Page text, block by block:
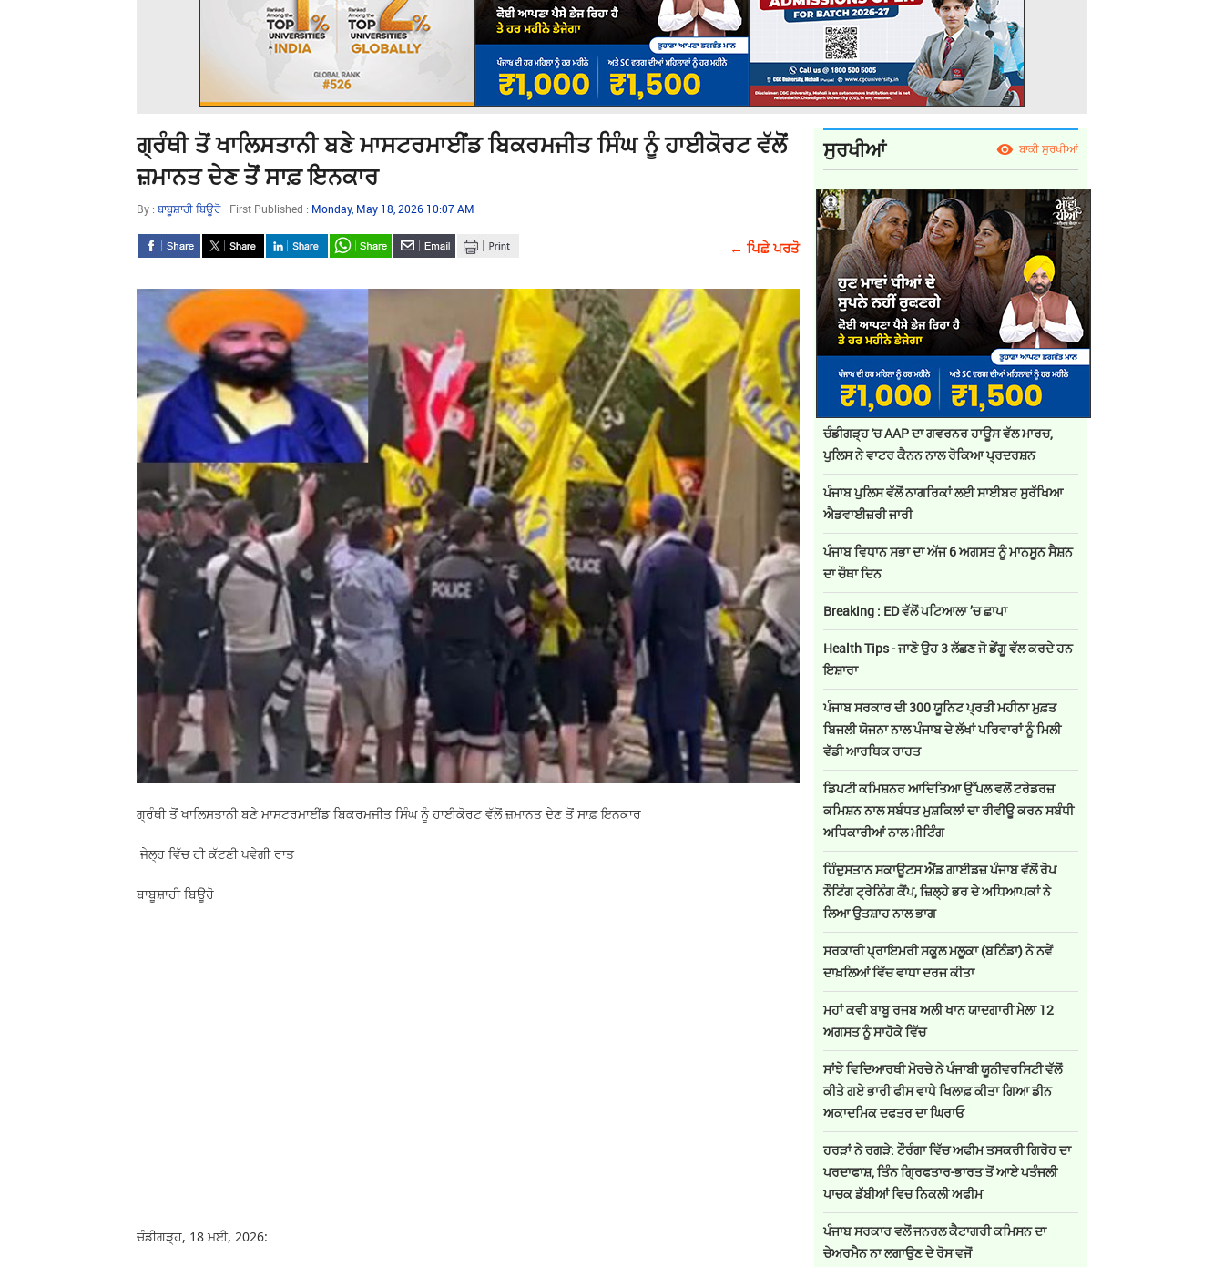
ਗ੍ਰੰਥੀ ਤੋਂ ਖਾਲਿਸਤਾਨੀ ਬਣੇ ਮਾਸਟਰਮਾਈਂਡ ਬਿਕਰਮਜੀਤ ਸਿੰਘ ਨੂੰ ਹਾਈਕੋਰਟ ਵੱਲੋਂ
ਜ਼ਮਾਨਤ ਦੇਣ ਤੋਂ ਸਾਫ਼ ਇਨਕਾਰ
By : ਬਾਬੂਸ਼ਾਹੀ ਬਿਊਰੋ First Published : Monday, May 18, 2026 10:07 AM
← ਪਿਛੇ ਪਰਤੋ
ਗ੍ਰੰਥੀ ਤੋਂ ਖਾਲਿਸਤਾਨੀ ਬਣੇ ਮਾਸਟਰਮਾਈਂਡ ਬਿਕਰਮਜੀਤ ਸਿੰਘ ਨੂੰ ਹਾਈਕੋਰਟ ਵੱਲੋਂ ਜ਼ਮਾਨਤ ਦੇਣ ਤੋਂ ਸਾਫ਼ ਇਨਕਾਰ
ਜੇਲ੍ਹ ਵਿੱਚ ਹੀ ਕੱਟਣੀ ਪਵੇਗੀ ਰਾਤ
ਬਾਬੂਸ਼ਾਹੀ ਬਿਊਰੋ
ਚੰਡੀਗੜ੍ਹ, 18 ਮਈ, 2026:
ਸੁਰਖੀਆਂ ਬਾਕੀ ਸੁਰਖੀਆਂ
ਚੰਡੀਗੜ੍ਹ 'ਚ AAP ਦਾ ਗਵਰਨਰ ਹਾਊਸ ਵੱਲ ਮਾਰਚ,
ਪੁਲਿਸ ਨੇ ਵਾਟਰ ਕੈਨਨ ਨਾਲ ਰੋਕਿਆ ਪ੍ਰਦਰਸ਼ਨ
ਪੰਜਾਬ ਪੁਲਿਸ ਵੱਲੋਂ ਨਾਗਰਿਕਾਂ ਲਈ ਸਾਈਬਰ ਸੁਰੱਖਿਆ
ਐਡਵਾਈਜ਼ਰੀ ਜਾਰੀ
ਪੰਜਾਬ ਵਿਧਾਨ ਸਭਾ ਦਾ ਅੱਜ 6 ਅਗਸਤ ਨੂੰ ਮਾਨਸੂਨ ਸੈਸ਼ਨ
ਦਾ ਚੌਥਾ ਦਿਨ
Breaking : ED ਵੱਲੋਂ ਪਟਿਆਲਾ ’ਚ ਛਾਪਾ
Health Tips - ਜਾਣੋ ਉਹ 3 ਲੱਛਣ ਜੋ ਡੇਂਗੂ ਵੱਲ ਕਰਦੇ ਹਨ
ਇਸ਼ਾਰਾ
ਪੰਜਾਬ ਸਰਕਾਰ ਦੀ 300 ਯੂਨਿਟ ਪ੍ਰਤੀ ਮਹੀਨਾ ਮੁਫ਼ਤ
ਬਿਜਲੀ ਯੋਜਨਾ ਨਾਲ ਪੰਜਾਬ ਦੇ ਲੱਖਾਂ ਪਰਿਵਾਰਾਂ ਨੂੰ ਮਿਲੀ
ਵੱਡੀ ਆਰਥਿਕ ਰਾਹਤ
ਡਿਪਟੀ ਕਮਿਸ਼ਨਰ ਆਦਿਤਿਆ ਉੱਪਲ ਵਲੋਂ ਟਰੇਡਰਜ਼
ਕਮਿਸ਼ਨ ਨਾਲ ਸਬੰਧਤ ਮੁਸ਼ਕਿਲਾਂ ਦਾ ਰੀਵੀਊ ਕਰਨ ਸਬੰਧੀ
ਅਧਿਕਾਰੀਆਂ ਨਾਲ ਮੀਟਿੰਗ
ਹਿੰਦੁਸਤਾਨ ਸਕਾਊਟਸ ਐਂਡ ਗਾਈਡਜ਼ ਪੰਜਾਬ ਵੱਲੋਂ ਰੋਪ
ਨੌਟਿੰਗ ਟ੍ਰੇਨਿੰਗ ਕੈਂਪ, ਜ਼ਿਲ੍ਹੇ ਭਰ ਦੇ ਅਧਿਆਪਕਾਂ ਨੇ
ਲਿਆ ਉਤਸ਼ਾਹ ਨਾਲ ਭਾਗ
ਸਰਕਾਰੀ ਪ੍ਰਾਇਮਰੀ ਸਕੂਲ ਮਲੂਕਾ (ਬਠਿੰਡਾ) ਨੇ ਨਵੇਂ
ਦਾਖ਼ਲਿਆਂ ਵਿੱਚ ਵਾਧਾ ਦਰਜ ਕੀਤਾ
ਮਹਾਂ ਕਵੀ ਬਾਬੂ ਰਜਬ ਅਲੀ ਖਾਨ ਯਾਦਗਾਰੀ ਮੇਲਾ 12
ਅਗਸਤ ਨੂੰ ਸਾਹੋਕੇ ਵਿੱਚ
ਸਾਂਝੇ ਵਿਦਿਆਰਥੀ ਮੋਰਚੇ ਨੇ ਪੰਜਾਬੀ ਯੂਨੀਵਰਸਿਟੀ ਵੱਲੋਂ
ਕੀਤੇ ਗਏ ਭਾਰੀ ਫੀਸ ਵਾਧੇ ਖਿਲਾਫ਼ ਕੀਤਾ ਗਿਆ ਡੀਨ
ਅਕਾਦਮਿਕ ਦਫਤਰ ਦਾ ਘਿਰਾਓ
ਹਰੜਾਂ ਨੇ ਰਗੜੇ: ਟੌਰੰਗਾ ਵਿੱਚ ਅਫੀਮ ਤਸਕਰੀ ਗਿਰੋਹ ਦਾ
ਪਰਦਾਫਾਸ਼, ਤਿੰਨ ਗ੍ਰਿਫਤਾਰ-ਭਾਰਤ ਤੋਂ ਆਏ ਪਤੰਜਲੀ
ਪਾਚਕ ਡੱਬੀਆਂ ਵਿਚ ਨਿਕਲੀ ਅਫੀਮ
ਪੰਜਾਬ ਸਰਕਾਰ ਵਲੋਂ ਜਨਰਲ ਕੈਟਾਗਰੀ ਕਮਿਸਨ ਦਾ
ਚੇਅਰਮੈਨ ਨਾ ਲਗਾਉਣ ਦੇ ਰੋਸ ਵਜੋਂ